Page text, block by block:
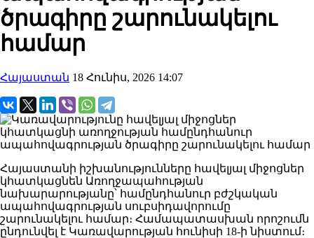
ծրագիրը շարունակելու
համար
Հայաստան 18 Հունիս, 2026 14:07
Հայաստանի իշխանությունները հավելյալ միջոցներ
կհատկացնեն Առողջապահության
նախարարությանը՝ համընդհանուր բժշկական
ապահովագրության սուբսիդավորումը
շարունակելու համար։ Համապատասխան որոշումն
ընդունվել է Կառավարության հունիսի 18-ի նիստում։